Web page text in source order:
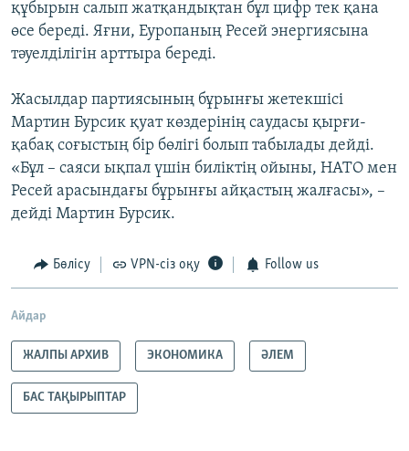
құбырын салып жатқандықтан бұл цифр тек қана
өсе береді. Яғни, Еуропаның Ресей энергиясына
тәуелділігін арттыра береді.
Жасылдар партиясының бұрынғы жетекшісі
Мартин Бурсик қуат көздерінің саудасы қырғи-
қабақ соғыстың бір бөлігі болып табылады дейді.
«Бұл – саяси ықпал үшін биліктің ойыны, НАТО мен
Ресей арасындағы бұрынғы айқастың жалғасы», –
дейді Мартин Бурсик.
Бөлісу VPN-сіз оқу Follow us
Айдар
ЖАЛПЫ АРХИВ ЭКОНОМИКА ӘЛЕМ
БАС ТАҚЫРЫПТАР